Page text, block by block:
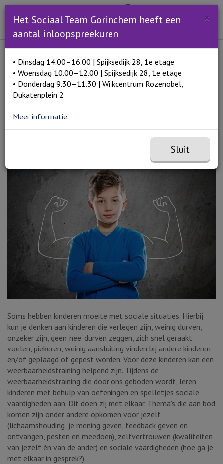
Open en sluit het
Menu Open
Lees voor
Home Weerbaarheidstraining 8 tot 12 jaar
Weerbaarheidstraining 8
tot 12 jaar
Soms hebben kinderen moeite met sociale situaties. Hierbij
kun je denken aan kinderen die verlegen zijn, weinig durven,
onzeker zijn, geen 'nee' durven zeggen, zich snel geraakt
voelen, piekeren, weinig aansluiting vinden bij andere kinderen
en/of geplaagd of gepest worden. Voor deze kinderen kan een
weerbaarheidstraining helpend zijn. Tijdens de
weerbaarheidstraining die door ons geboden wordt, leren
kinderen met behulp van oefeningen en spelletjes sociale
vaardigheden aan. Dit doen zij met elkaar. Thema's die aan bod
komen zijn onder andere opkomen voor jezelf
(lichaamshouding, je mening geven, feedback geven en
ontvangen, pesten en meedoen), zelfvertrouwen (kwaliteiten
van jezelf én van de ander) en sociale vaardigheden (hoe ga je
met elkaar in gesprek?).
×
Het Sociaal Team Gorinchem heeft een
aantal inloopspreekuren
• Dinsdag 14.00–16.00 | Spijksedijk 28, 1e etage
• Woensdag 10.00–12.00 | Spijksedijk 28, 1e etage
• Donderdag 9.30–11.30 | Wijkcentrum Rozenobel,
Dukatenplein 2
Meer informatie.
Sluit